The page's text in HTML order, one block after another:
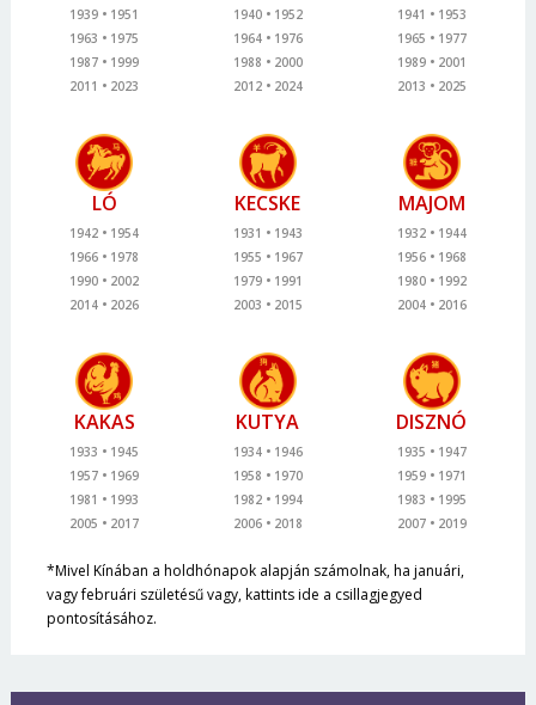
1939
1951
1963
1975
1987
1999
2011
2023
1940
1952
1964
1976
1988
2000
2012
2024
1941
1953
1965
1977
1989
2001
2013
2025
LÓ
1942
1954
1966
1978
1990
2002
2014
2026
KECSKE
1931
1943
1955
1967
1979
1991
2003
2015
MAJOM
1932
1944
1956
1968
1980
1992
2004
2016
KAKAS
1933
1945
1957
1969
1981
1993
2005
2017
KUTYA
1934
1946
1958
1970
1982
1994
2006
2018
DISZNÓ
1935
1947
1959
1971
1983
1995
2007
2019
*Mivel Kínában a holdhónapok alapján számolnak, ha januári,
vagy februári születésű vagy, kattints ide a csillagjegyed
pontosításához.